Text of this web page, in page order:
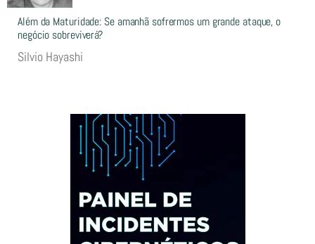
Além da Maturidade: Se amanhã sofrermos um grande ataque, o
negócio sobreviverá?
Silvio Hayashi